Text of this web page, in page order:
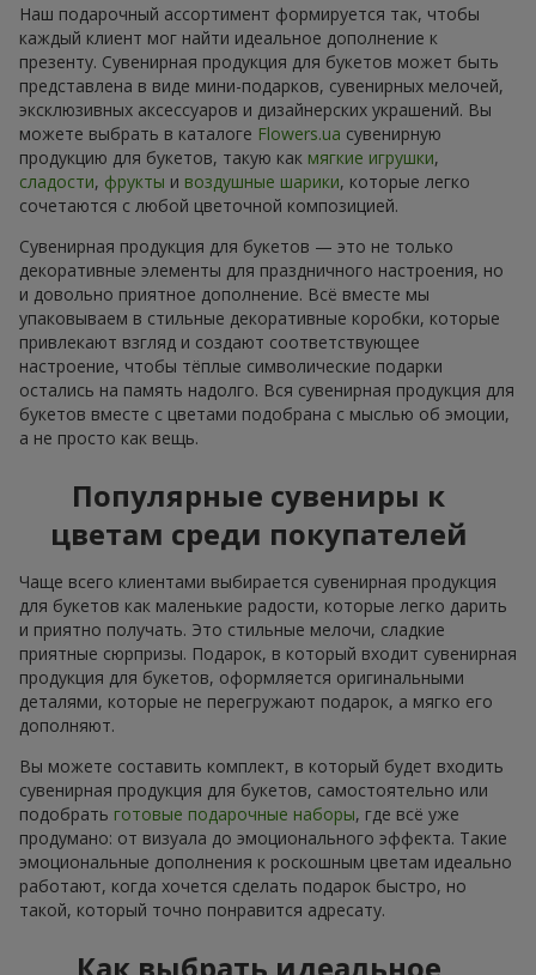
Наш подарочный ассортимент формируется так, чтобы
каждый клиент мог найти идеальное дополнение к
презенту. Сувенирная продукция для букетов может быть
представлена в виде мини-подарков, сувенирных мелочей,
эксклюзивных аксессуаров и дизайнерских украшений. Вы
можете выбрать в каталоге Flowers.ua сувенирную
продукцию для букетов, такую как мягкие игрушки,
сладости, фрукты и воздушные шарики, которые легко
сочетаются с любой цветочной композицией.
Сувенирная продукция для букетов — это не только
декоративные элементы для праздничного настроения, но
и довольно приятное дополнение. Всё вместе мы
упаковываем в стильные декоративные коробки, которые
привлекают взгляд и создают соответствующее
настроение, чтобы тёплые символические подарки
остались на память надолго. Вся сувенирная продукция для
букетов вместе с цветами подобрана с мыслью об эмоции,
а не просто как вещь.
Популярные сувениры к
цветам среди покупателей
Чаще всего клиентами выбирается сувенирная продукция
для букетов как маленькие радости, которые легко дарить
и приятно получать. Это стильные мелочи, сладкие
приятные сюрпризы. Подарок, в который входит сувенирная
продукция для букетов, оформляется оригинальными
деталями, которые не перегружают подарок, а мягко его
дополняют.
Вы можете составить комплект, в который будет входить
сувенирная продукция для букетов, самостоятельно или
подобрать готовые подарочные наборы, где всё уже
продумано: от визуала до эмоционального эффекта. Такие
эмоциональные дополнения к роскошным цветам идеально
работают, когда хочется сделать подарок быстро, но
такой, который точно понравится адресату.